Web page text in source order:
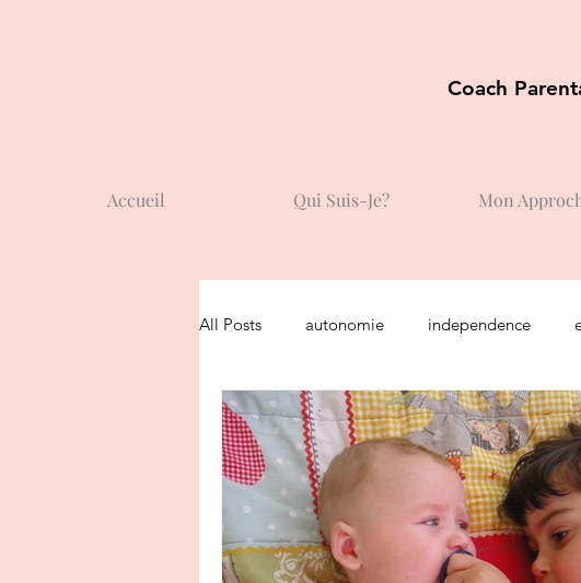
Coach
Accueil Qui Suis-Je? Mon
All Posts autonomie independence